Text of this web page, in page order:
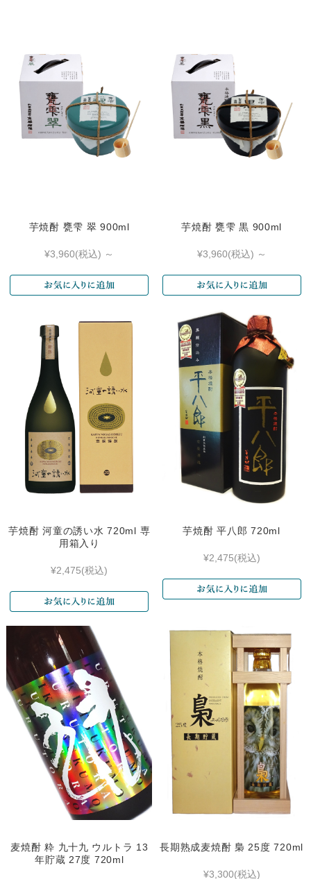
芋焼酎 甕雫 翠 900ml
¥3,960(税込) ～
芋焼酎 甕雫 黒 900ml
¥3,960(税込) ～
芋焼酎 河童の誘い水 720ml 専
用箱入り
¥2,475(税込)
芋焼酎 平八郎 720ml
¥2,475(税込)
麦焼酎 粋 九十九 ウルトラ 13
年貯蔵 27度 720ml
長期熟成麦焼酎 梟 25度 720ml
¥3,300(税込)